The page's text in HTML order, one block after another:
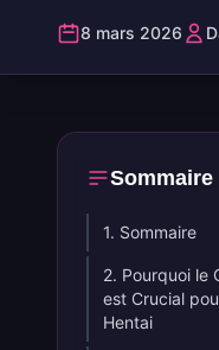
8 mars 2026
Sommaire
1. Sommaire
2. Pourquoi le
est Crucial
Hentai